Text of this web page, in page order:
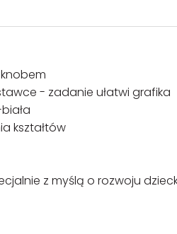
- zadanie ułatwi grafika
kształtów
z myślą o rozwoju